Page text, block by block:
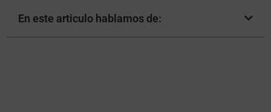
En este articulo hablamos de: